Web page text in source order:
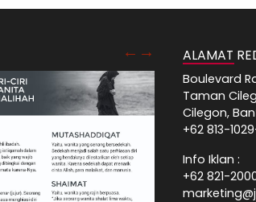
ALAMAT
Boulevard
Taman
Cilegon,
+62 813-
Info Iklan :
+62 821-